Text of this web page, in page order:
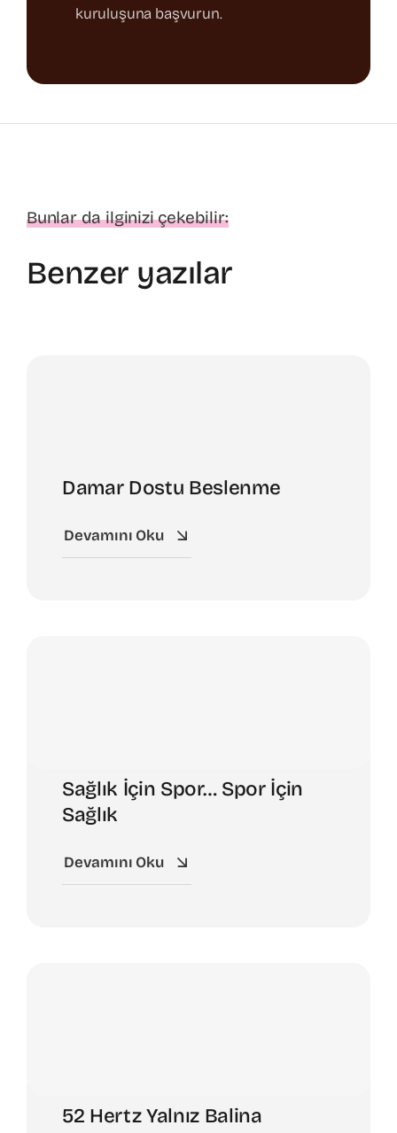
kuruluşuna başvurun.
Bunlar da ilginizi çekebilir:
Benzer yazılar
Damar Dostu Beslenme
Devamını Oku
Sağlık İçin Spor… Spor İçin
Sağlık
Devamını Oku
52 Hertz Yalnız Balina